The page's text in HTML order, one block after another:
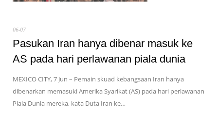
06-07
Pasukan Iran hanya dibenar masuk ke
AS pada hari perlawanan piala dunia
MEXICO CITY, 7 Jun – Pemain skuad kebangsaan Iran hanya
dibenarkan memasuki Amerika Syarikat (AS) pada hari perlawanan
Piala Dunia mereka, kata Duta Iran ke…